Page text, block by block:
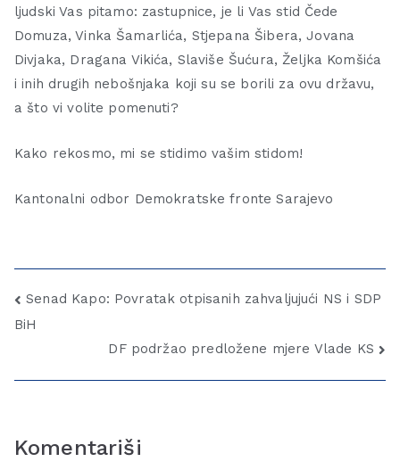
ljudski Vas pitamo: zastupnice, je li Vas stid Čede
Domuza, Vinka Šamarlića, Stjepana Šibera, Jovana
Divjaka, Dragana Vikića, Slaviše Šućura, Željka Komšića
i inih drugih nebošnjaka koji su se borili za ovu državu,
a što vi volite pomenuti?
Kako rekosmo, mi se stidimo vašim stidom!
Kantonalni odbor Demokratske fronte Sarajevo
Senad Kapo: Povratak otpisanih zahvaljujući NS i SDP
BiH
DF podržao predložene mjere Vlade KS
Komentariši